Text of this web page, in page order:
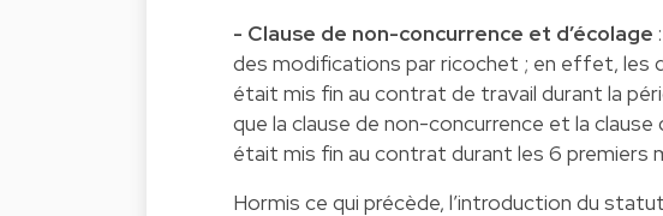
- Clause de non-concurrence et d’écolage
des modifications par ricochet ; en effet, les
était mis fin au contrat de travail durant la
que la clause de non-concurrence et la
était mis fin au contrat durant les 6 premiers
Hormis ce qui précède, l’introduction du